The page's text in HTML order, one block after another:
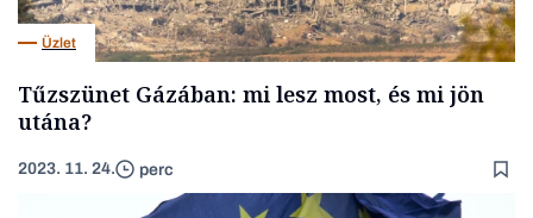
Üzlet
Tűzszünet Gázában: mi lesz most, és mi jön
utána?
2023. 11. 24. perc